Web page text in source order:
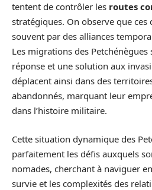
tentent de contrôler les routes
stratégiques. On observe que ces
souvent par des alliances
Les migrations des
réponse et une solution aux
déplacent ainsi dans des
abandonnés, marquant leur
dans l’histoire militaire.
Cette situation dynamique des
parfaitement les défis auxquels
nomades, cherchant à naviguer
survie et les complexités des